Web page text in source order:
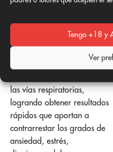
Tengo +18 y
Ver
En vaporizadores para
inhalar
El aceite utilizado para
vaporizar y posteriormente
inhalar, también se absorbe
las vías respiratorias,
logrando obtener resultados
rápidos que aportan a
contrarrestar los grados de
ansiedad, estrés,